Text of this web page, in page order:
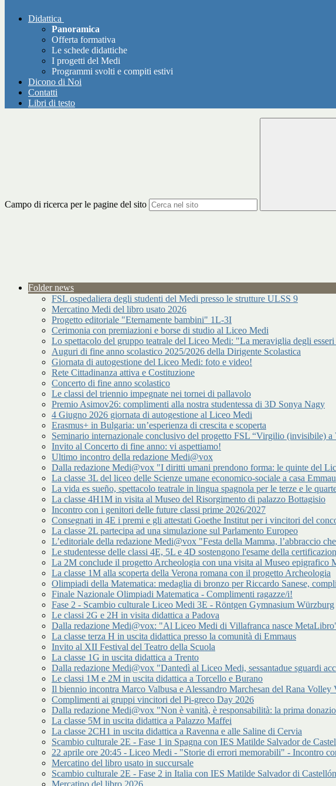
Didattica
Panoramica
Offerta formativa
Le schede didattiche
I progetti del Medi
Programmi svolti e compiti estivi
Dicono di Noi
Contatti
Libri di testo
Campo di ricerca per le pagine del sito
Folder news
FSL ospedaliera degli studenti del Medi presso le strutture ULSS 9
Mercatino Medi del libro usato 2026
Progetto editoriale "Eternamente bambini" 1L-3I
Cerimonia con premiazioni e borse di studio al Liceo Medi
Lo spettacolo del gruppo teatrale del Liceo Medi: "La meraviglia degli
Auguri di fine anno scolastico 2025/2026 della Dirigente Scolastica
Giornata di autogestione del Liceo Medi: foto e video!
Rete Cittadinanza attiva e Costituzione
Concerto di fine anno scolastico
Le classi del triennio impegnate nei tornei di pallavolo
Premio Asimov26: complimenti alla nostra studentessa di 3D Sonya Nagy
4 Giugno 2026 giornata di autogestione al Liceo Medi
Erasmus+ in Bulgaria: un’esperienza di crescita e scoperta
Seminario internazionale conclusivo del progetto FSL “Virgilio (invisibile) a
Invito al Concerto di fine anno: vi aspettiamo!
Ultimo incontro della redazione Medi@vox
Dalla redazione Medi@vox "I diritti umani prendono forma: le quinte del
La classe 3L del liceo delle Scienze umane economico-sociale a casa
La vida es sueño, spettacolo teatrale in lingua spagnola per le terze e le
La classe 4H1M in visita al Museo del Risorgimento di palazzo Bottagisio
Incontro con i genitori delle future classi prime 2026/2027
Consegnati in 4E i premi e gli attestati Goethe Institut per i vincitori del
La classe 2L partecipa ad una simulazione sul Parlamento Europeo
L’editoriale della redazione Medi@vox "Festa della Mamma, l’abbraccio
Le studentesse delle classi 4E, 5L e 4D sostengono l'esame della
La 2M conclude il progetto Archeologia con una visita al Museo epigrafico
La classe 1M alla scoperta della Verona romana con il progetto Archeologia
Olimpiadi della Matematica: medaglia di bronzo per Riccardo Sanese,
Finale Nazionale Olimpiadi Matematica - Complimenti ragazze/i!
Fase 2 - Scambio culturale Liceo Medi 3E - Röntgen Gymnasium Würzburg
Le classi 2G e 2H in visita didattica a Padova
Dalla redazione Medi@vox: "Al Liceo Medi di Villafranca nasce
La classe terza H in uscita didattica presso la comunità di Emmaus
Invito al XII Festival del Teatro della Scuola
La classe 1G in uscita didattica a Trento
Dalla redazione Medi@vox "Dantedì al Liceo Medi, sessantadue sguardi
Le classi 1M e 2M in uscita didattica a Torcello e Burano
Il biennio incontra Marco Valbusa e Alessandro Marchesan del Rana Volley
Complimenti ai gruppi vincitori del Pi-greco Day 2026
Dalla redazione Medi@vox "Non è vanità, è responsabilità: la prima
La classe 5M in uscita didattica a Palazzo Maffei
La classe 2CH1 in uscita didattica a Ravenna e alle Saline di Cervia
Scambio culturale 2E - Fase 1 in Spagna con IES Matilde Salvador de
22 aprile ore 20:45 - Liceo Medi - "Storie di errori memorabili" - Incontro
Mercatino del libro usato in succursale
Scambio culturale 2E - Fase 2 in Italia con IES Matilde Salvador di